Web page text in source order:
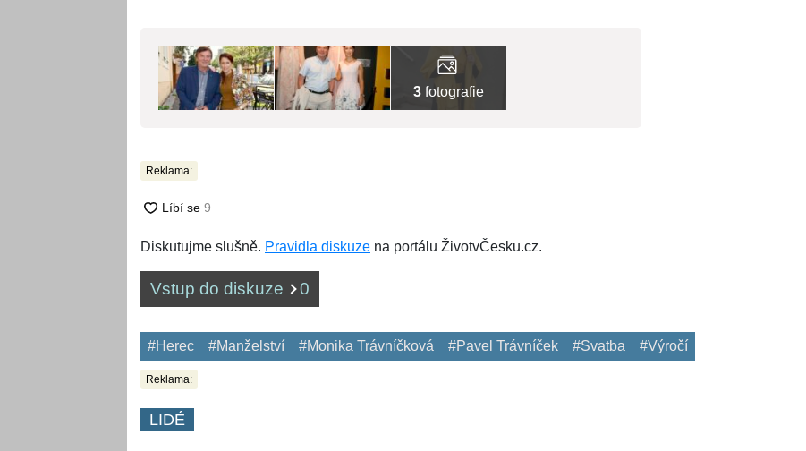
3 fotografie
Reklama:
Diskutujme slušně. Pravidla diskuze na portálu ŽivotvČesku.cz.
Vstup do diskuze 0
#Herec #Manželství #Monika Trávníčková #Pavel Trávníček #Svatba #Výročí
Reklama:
LIDÉ